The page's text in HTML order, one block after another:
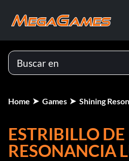
Home Games Shining
ESTRIBILLO DE
RESONANCIA